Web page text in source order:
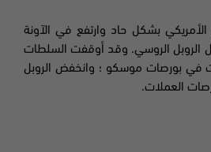
الأمريكي بشكل حاد وارتفع في الآونة
3.2 ٪ مقابل الروبل الروسي. وقد أوقفت السلطات
في بورصات موسكو ؛ وانخفض الروبل